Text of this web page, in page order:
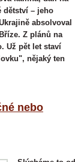
dětství – jeho
absolvoval
Z plánů na
Už pět let staví
nějaký ten
nebo